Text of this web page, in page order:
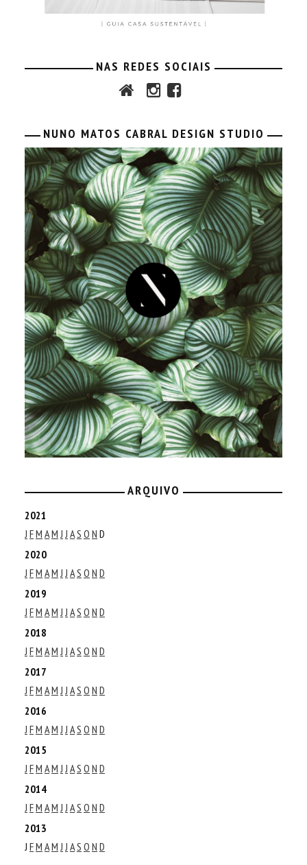
NAS REDES SOCIAIS
NUNO MATOS CABRAL DESIGN STUDIO
ARQUIVO
2021
J FM AM J J AS O N D
2020
J FM AM J J AS O N D
2019
J FM AM J J AS O N D
2018
J FM AM J J AS O N D
2017
J FM AM J J AS O N D
2016
J FM AM J J AS O N D
2015
J FM AM J J AS O N D
2014
J FM AM J J AS O N D
2013
J FM AM J J AS O N D